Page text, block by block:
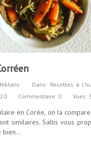
Dans: Recettes à
Commentaire: 0 Vues:
en Corée, on la
similaires. Saltis vous
bien...